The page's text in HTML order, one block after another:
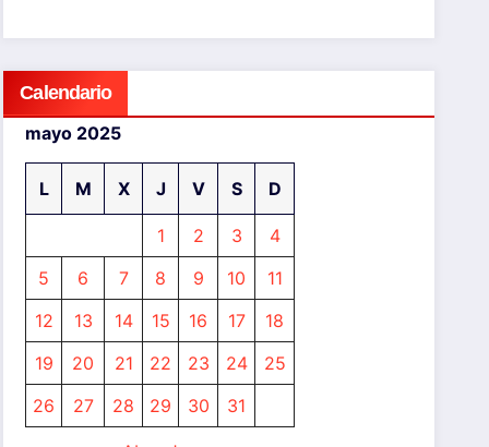
Calendario
mayo 2025
L M X J V S D
1 2 3
4
5
6 7 8 9 10
11
12
13 14 15 16 17
18
19
20 21 22 23 24
25
26
27 28 29 30 31